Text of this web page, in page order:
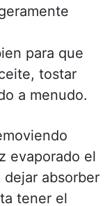
para que
tostar
a menudo.
evaporado el
absorber
tener el